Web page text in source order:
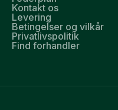
Kontakt os
Levering
Betingelser og vilkår
Privatlivspolitik
Find forhandler